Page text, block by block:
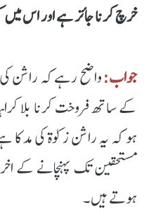
خرچ کرنا جائز ہے اور اس میں
جواب:واضح رہے کہ راشن
کے ساتھ فروخت کرنا بلا
ہو کہ یہ راشن زکوٰۃ کی مد کا
مستحقین تک پہنچانے کے
ہوتے ہیں۔